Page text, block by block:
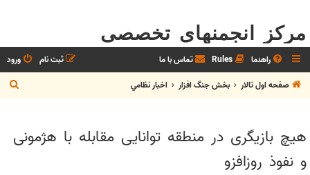
مرکز انجمنهای تخصصی
راهنما Rules تماس با ما ورود
ثبت نام
صفحه اول تالار
بخش جنگ افزار اخبار نظامي
س
هیچ بازیگری در منطقه توانایی مقابله با هژمونی
و نفوذ روزافزو